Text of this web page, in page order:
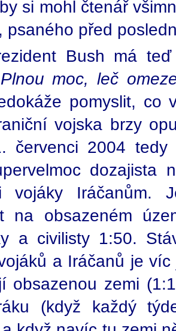
si mohl čtenář
psaného před
Bush má
Plnou moc, leč
pomyslit, co
vojska brzy
červenci 2004 tedy
dozajista
vojáky Iráčanům.
na obsazeném
a civilisty 1:50.
a Iráčanů je
obsazenou zemi
(když každý